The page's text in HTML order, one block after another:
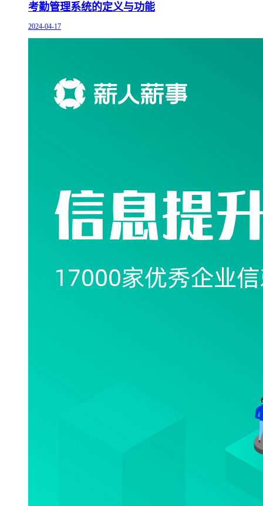
考勤管理系统的定义与功能
2024-04-17